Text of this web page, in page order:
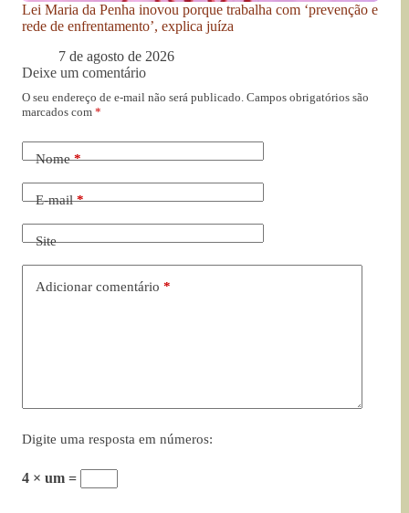
Lei Maria da Penha inovou porque trabalha com ‘prevenção e
rede de enfrentamento’, explica juíza
7 de agosto de 2026
Deixe um comentário
O seu endereço de e-mail não será publicado. Campos obrigatórios são
marcados com *
Nome*
E-mail*
Site
Adicionar comentário *
Digite uma resposta em números:
4 × um =